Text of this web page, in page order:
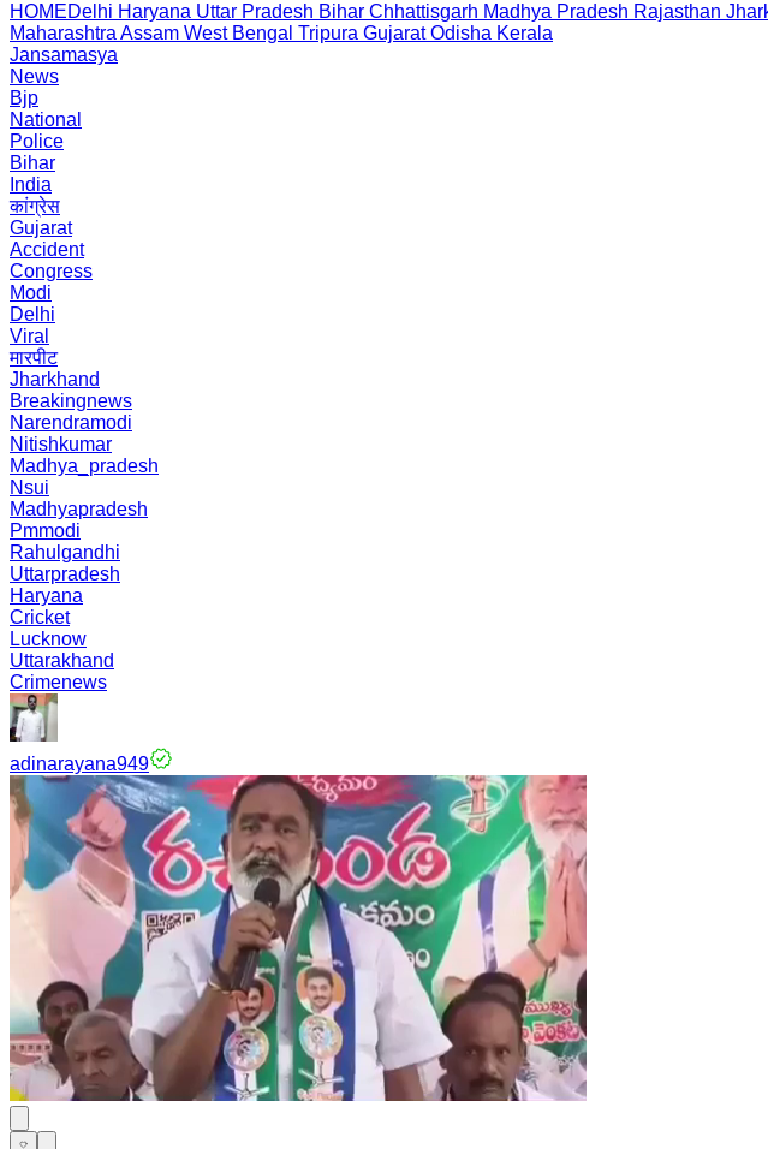
HOMEDelhi Haryana Uttar Pradesh Bihar Chhattisgarh Madhya Pradesh Rajasthan
Maharashtra Assam West Bengal Tripura Gujarat Odisha Kerala
Jansamasya
News
Bjp
National
Police
Bihar
India
कांग्रेस
Gujarat
Accident
Congress
Modi
Delhi
Viral
मारपीट
Jharkhand
Breakingnews
Narendramodi
Nitishkumar
Madhya_pradesh
Nsui
Madhyapradesh
Pmmodi
Rahulgandhi
Uttarpradesh
Haryana
Cricket
Lucknow
Uttarakhand
Crimenews
adinarayana949